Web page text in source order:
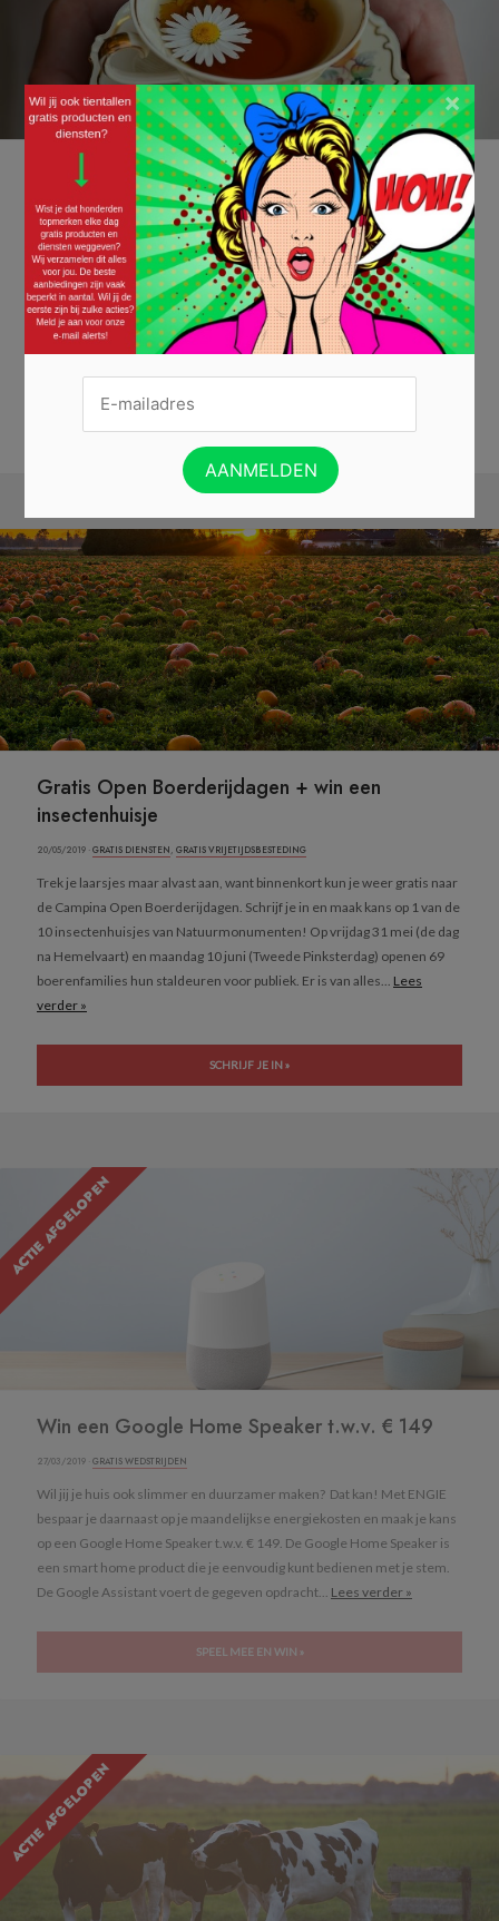
Twee gratis theezakjes van Or Tea?
05/05/2021 ·GRATIS ETEN/DRINKEN,GRATIS PROEFEXEMPLAREN
Thee is lekker én gezond. Probeer jij maar al te graag nieuwe smaakjes
uit? Probeer dan nu de twee gratis theezakjes van Or Tea?! Or Tea? is
uniek geblend. Hun thee is natuurlijk én biologisch. Dat wil zeggen dat
hun melanges biologisch gecertificeerd zijn en afkomstig komt van
kleinere boerderijen. Ook zitten er geen kunstmatige smaakstoffen...
Gratis Open Boerderijdagen + win een
insectenhuisje
20/05/2019 ·GRATIS DIENSTEN, GRATIS VRIJETIJDSBESTEDING
Trek je laarsjes maar alvast aan, want binnenkort kun je weer gratis naar
de Campina Open Boerderijdagen. Schrijf je in en maak kans op 1 van de
10 insectenhuisjes van Natuurmonumenten! Op vrijdag 31 mei (de dag
na Hemelvaart) en maandag 10 juni (Tweede Pinksterdag) openen 69
boerenfamilies hun staldeuren voor publiek. Er is van alles... Lees
verder »
SCHRIJF JE IN »
ACTIE AFGELOPEN
Win een Google Home Speaker t.w.v. € 149
27/03/2019 · GRATIS WEDSTRIJDEN
Wil jij je huis ook slimmer en duurzamer maken? Dat kan! Met ENGIE
bespaar je daarnaast op je maandelijkse energiekosten en maak je kans
op een Google Home Speaker t.w.v. € 149. De Google Home Speaker is
een smart home product die je eenvoudig kunt bedienen met je stem.
De Google Assistant voert de gegeven opdracht... Lees verder »
SPEEL MEE EN WIN »
ACTIE AFGELOPEN
×